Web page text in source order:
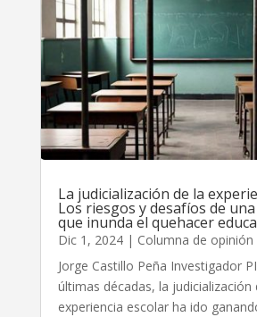
La judicialización de la
Los riesgos y desafíos de
que inunda el quehacer
Dic 1, 2024| Columna de opinión
Jorge Castillo Peña Investigador
últimas décadas, la judicialización
experiencia escolar ha ido